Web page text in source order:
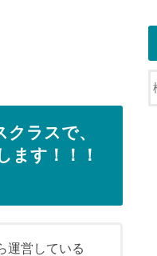
ラスで、
ます！！！
運営している